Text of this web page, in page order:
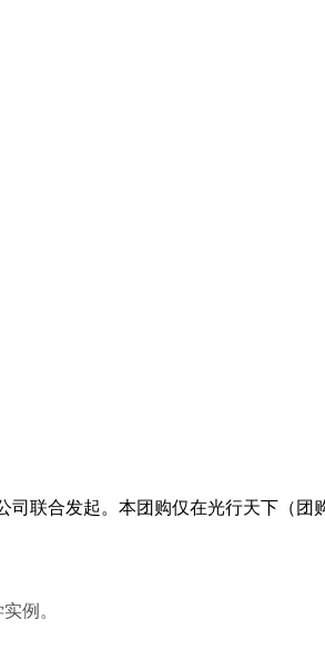
联合发起。本团购仅在光行天下（团
例。